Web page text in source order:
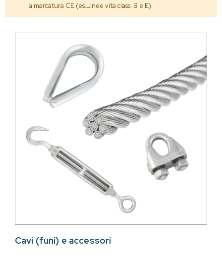
la marcatura CE (es.Linee vita classi B e E).
Cavi (funi) e accessori